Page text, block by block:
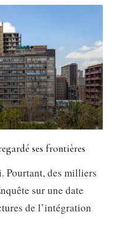
ses frontières
Pourtant, des milliers
sur une date
de l’intégration